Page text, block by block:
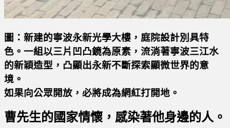
圖：新建的寧波永新光學大樓，庭院設計別具特
色。一組以三片凹凸鏡為原素，流淌著寧波三江水
的新穎造型，凸顯出永新不斷探索顯微世界的意
境。
如果向公眾開放，必將成為網紅打開地。
曹先生的國家情懷，感染著他身邊的人。